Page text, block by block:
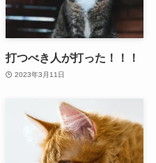
打つべき人が打った！！！
2023年3月11日